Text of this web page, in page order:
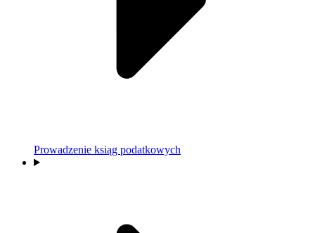
Prowadzenie ksiąg podatkowych